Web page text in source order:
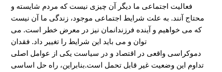
فعالیت اجتماعی ما دیگر آن چیزی نیست که مردم شایسته و
محتاج آنند. به علت شرایط اجتماعی موجود، زندگی ما آن نیست
که می خواهیم و آینده فرزندانمان نیز در معرض خطر است. می
توان و می باید این شرایط را تغییر داد. فقدان
دموکراسی واقعی در اقتصاد و در سیاست یکی از عوامل اصلی
تداوم این وضعیت غیر قابل تحمل است.بنابراین، راه حل اساسی